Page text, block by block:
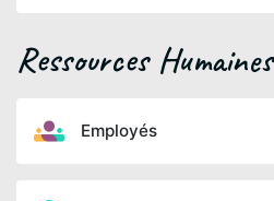
Ressources Humaines
Employés